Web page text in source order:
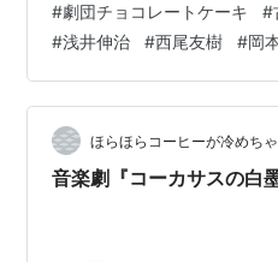
事件を知らかった（張作霖爆
記憶にない）ので難しかった
れど、三作品、通しの順番
爆）で観たかったなー。彼
見てわかるかな。 「1928年
欲望渦巻く満州の…
#劇団チョコレートケーキ #
#浅井伸治 #西尾友樹 #岡
ほらほらコーヒーが冷めち
音楽劇『コーカサスの白